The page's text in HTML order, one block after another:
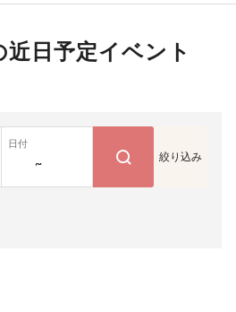
日予定イベント
日付
~ 絞り込み